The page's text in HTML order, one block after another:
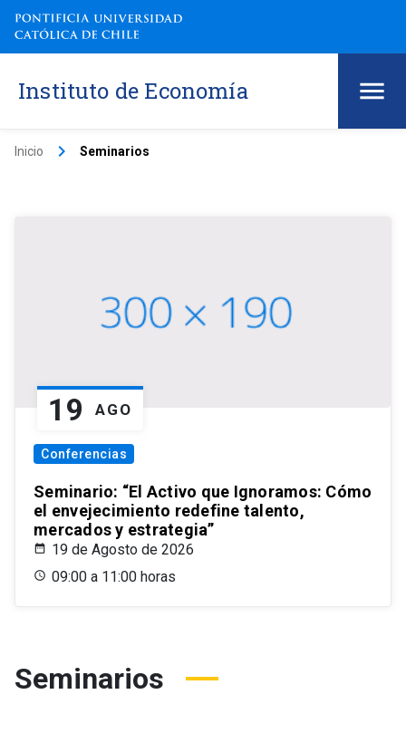
Instituto de Economía
Inicio keyboard_arrow_right Seminarios
19 AGO
Conferencias
Seminario: “El Activo que Ignoramos: Cómo
el envejecimiento redefine talento,
mercados y estrategia”
19 de Agosto de 2026
09:00 a 11:00 horas
Seminarios